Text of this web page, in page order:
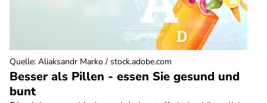
Besser als Pillen - essen Sie gesund und
bunt
Quelle: Aliaksandr Marko / stock.adobe.com